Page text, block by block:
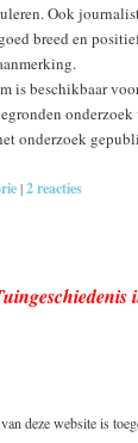
Ook
breed en
is beschikbaar
onderzoek
|2reacties
deze website is